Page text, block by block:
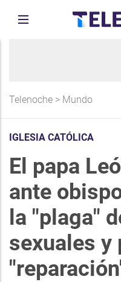
Telenoche > Mundo
IGLESIA CATÓLICA
El papa
ante
la "plaga"
sexuales y